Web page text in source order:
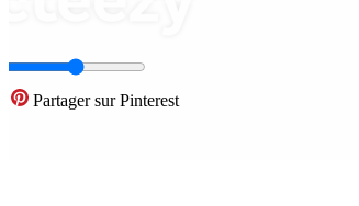
Partager sur Pinterest